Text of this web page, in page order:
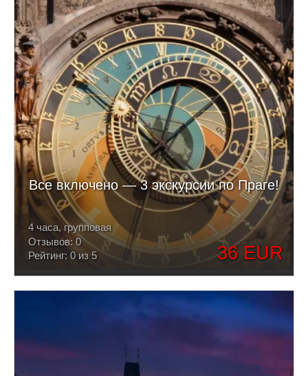
Все включено — 3 экскурсии по Праге!
36 EUR
4 часа, групповая
Отзывов: 0
Рейтинг: 0 из 5